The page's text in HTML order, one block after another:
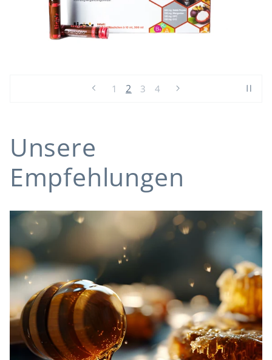
1 2 3 4
Unsere
Empfehlungen
Flüssiger Honig
Flüssiger Honig – klar, mild & aromatisch
Entdecken Sie flüssigen Honig mit...